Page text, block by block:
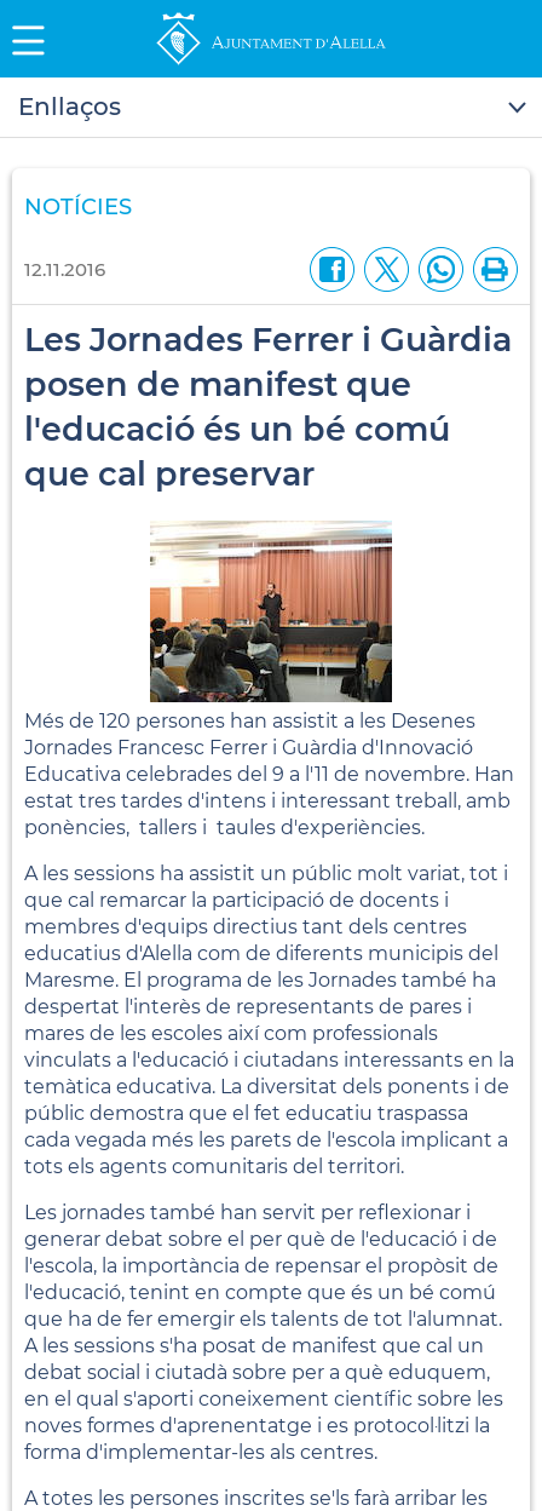
Enllaços
NOTÍCIES
12.11.2016
Les Jornades Ferrer i Guàrdia
posen de manifest que
l'educació és un bé comú
que cal preservar
Més de 120 persones han assistit a les Desenes
Jornades Francesc Ferrer i Guàrdia d'Innovació
Educativa celebrades del 9 a l'11 de novembre. Han
estat tres tardes d'intens i interessant treball, amb
ponències, tallers i taules d'experiències.
A les sessions ha assistit un públic molt variat, tot i
que cal remarcar la participació de docents i
membres d'equips directius tant dels centres
educatius d'Alella com de diferents municipis del
Maresme. El programa de les Jornades també ha
despertat l'interès de representants de pares i
mares de les escoles així com professionals
vinculats a l'educació i ciutadans interessants en la
temàtica educativa. La diversitat dels ponents i de
públic demostra que el fet educatiu traspassa
cada vegada més les parets de l'escola implicant a
tots els agents comunitaris del territori.
Les jornades també han servit per reflexionar i
generar debat sobre el per què de l'educació i de
l'escola, la importància de repensar el propòsit de
l'educació, tenint en compte que és un bé comú
que ha de fer emergir els talents de tot l'alumnat.
A les sessions s'ha posat de manifest que cal un
debat social i ciutadà sobre per a què eduquem,
en el qual s'aporti coneixement científic sobre les
noves formes d'aprenentatge i es protocol·litzi la
forma d'implementar-les als centres.
A totes les persones inscrites se'ls farà arribar les